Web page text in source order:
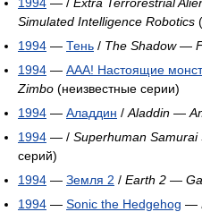
Simulated Intelligence Robotics
1994 — Тень / The Shadow—
1994 — ААА! Настоящие
Zimbo (неизвестные серии)
1994 — Аладдин / Aladdin —
1994 — / Superhuman Samurai
серий)
1994 — Земля 2 / Earth 2 —
1994 — Sonic the Hedgehog —